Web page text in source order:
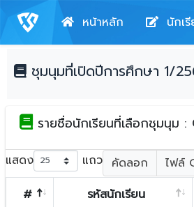
หน้าหลัก นักเ
ชุมนุมที่เปิดปีการศึกษา 1/
รายชื่อนักเรียนที่เลือกชุมนุม :
แสดง แถว คัดลอก ไฟล์
# รหัสนักเรียน